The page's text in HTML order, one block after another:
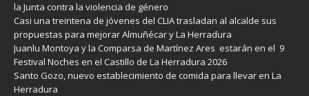
la Junta contra la violencia de género
Casi una treintena de jóvenes del CLIA trasladan al alcalde sus
propuestas para mejorar Almuñécar y La Herradura
Juanlu Montoya y la Comparsa de Martínez Ares estarán en el 9
Festival Noches en el Castillo de La Herradura 2026
Santo Gozo, nuevo establecimiento de comida para llevar en La
Herradura